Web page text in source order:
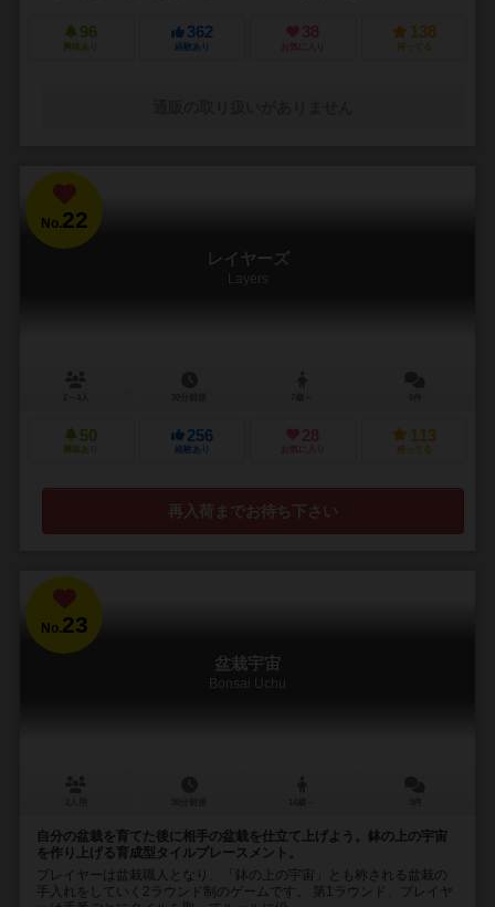
96
興味あり
362
経験あり
38
お気に入り
138
持ってる
No.22
レイヤーズ
Layers
50
興味あり
256
経験あり
28
お気に入り
113
持ってる
再入荷までお待ち下さい
No.23
盆栽宇宙
Bonsai Uchu
自分の盆栽を育てた後に相手の盆栽を仕立て上げよう。鉢の上の宇宙
を作り上げる育成型タイルプレースメント。
プレイヤーは盆栽職人となり、「鉢の上の宇宙」とも称される盆栽の
手入れをしていく2ラウンド制のゲームです。 第1ラウンド、プレイヤ